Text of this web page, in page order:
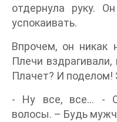
отдернула руку.
успокаивать.
Впрочем, он никак
Плечи
Плачет? И поделом!
- Ну все, все… -
волосы. – Будь